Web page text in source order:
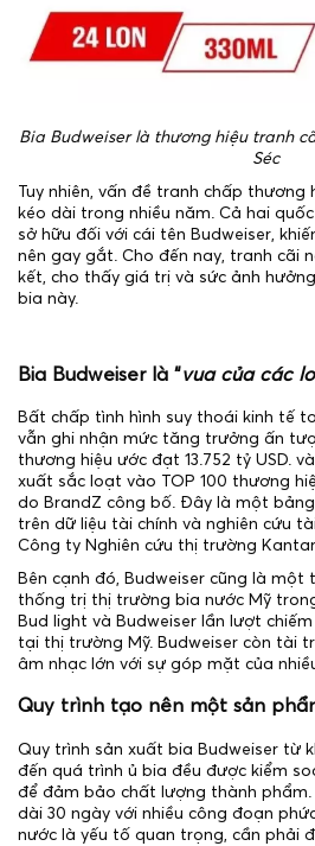
Bia Budweiser là thương hiệu tranh
Séc
Tuy nhiên, vấn đề tranh chấp thương
kéo dài trong nhiều năm. Cả hai
sở hữu đối với cái tên Budweiser,
nên gay gắt. Cho đến nay, tranh cãi
kết, cho thấy giá trị và sức ảnh
bia này.
Bia Budweiser là “vua của các
Bất chấp tình hình suy thoái kinh tế
vẫn ghi nhận mức tăng trưởng ấn
thương hiệu ước đạt 13.752 tỷ USD.
xuất sắc loạt vào TOP 100 thương
do BrandZ công bố. Đây là một
trên dữ liệu tài chính và nghiên cứu
Công ty Nghiên cứu thị trường
Bên cạnh đó, Budweiser cũng là
thống trị thị trường bia nước Mỹ
Bud light và Budweiser lần lượt
tại thị trường Mỹ. Budweiser còn tài
âm nhạc lớn với sự góp mặt của
Quy trình tạo nên một sản
Quy trình sản xuất bia Budweiser từ
đến quá trình ủ bia đều được kiểm
để đảm bảo chất lượng thành phẩm.
dài 30 ngày với nhiều công đoạn
nước là yếu tố quan trọng, cần phải